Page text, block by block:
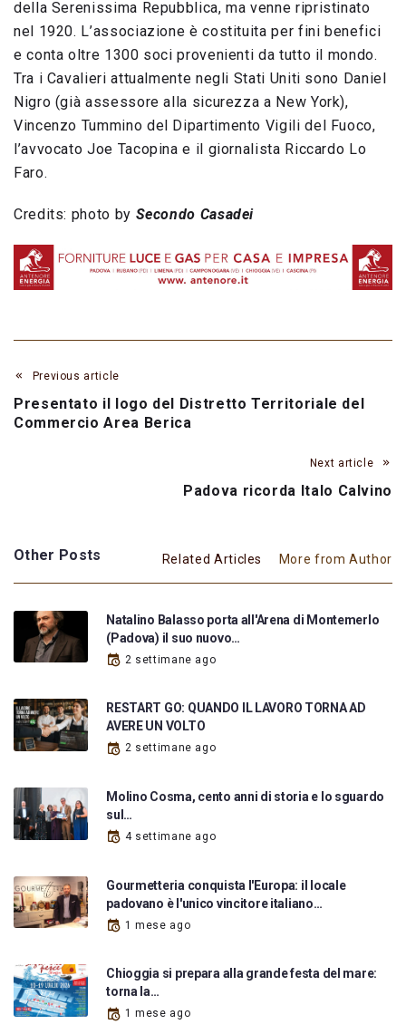
della Serenissima Repubblica, ma venne ripristinato
nel 1920. L’associazione è costituita per fini benefici
e conta oltre 1300 soci provenienti da tutto il mondo.
Tra i Cavalieri attualmente negli Stati Uniti sono Daniel
Nigro (già assessore alla sicurezza a New York),
Vincenzo Tummino del Dipartimento Vigili del Fuoco,
l’avvocato Joe Tacopina e il giornalista Riccardo Lo
Faro.
Credits: photo by Secondo Casadei
Previous article
Presentato il logo del Distretto Territoriale del
Commercio Area Berica
Next article
Padova ricorda Italo Calvino
Other Posts Related Articles More from Author
Natalino Balasso porta all'Arena di Montemerlo
(Padova) il suo nuovo…
2 settimane ago
RESTART GO: QUANDO IL LAVORO TORNA AD
AVERE UN VOLTO
2 settimane ago
Molino Cosma, cento anni di storia e lo sguardo
sul…
4 settimane ago
Gourmetteria conquista l'Europa: il locale
padovano è l'unico vincitore italiano…
1 mese ago
Chioggia si prepara alla grande festa del mare:
torna la…
1 mese ago